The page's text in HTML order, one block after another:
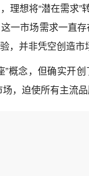
理想将“潜在需求”
一市场需求一直
，并非凭空创造市
”概念，但确实开
，迫使所有主流